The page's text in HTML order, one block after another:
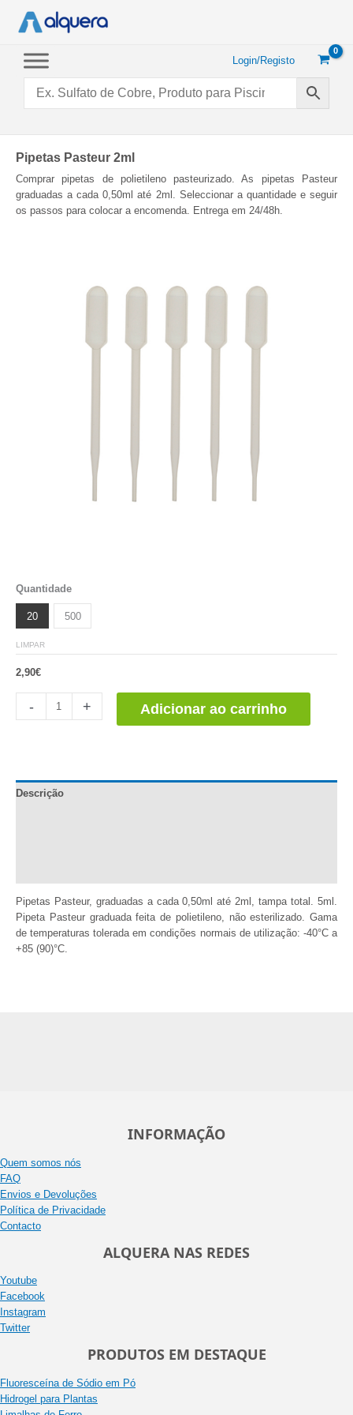
conteúdo
Login/Registo
Pipetas Pasteur 2ml
Comprar pipetas de polietileno pasteurizado. As pipetas Pasteur
graduadas a cada 0,50ml até 2ml. Seleccionar a quantidade e seguir
os passos para colocar a encomenda. Entrega em 24/48h.
Quantidade
20 500
LIMPAR
2,90€
- + Adicionar ao carrinho
Descrição
Pipetas Pasteur, graduadas a cada 0,50ml até 2ml, tampa total. 5ml.
Pipeta Pasteur graduada feita de polietileno, não esterilizado. Gama
de temperaturas tolerada em condições normais de utilização: -40°C a
+85 (90)°C.
INFORMAÇÃO
Quem somos nós
FAQ
Envios e Devoluções
Política de Privacidade
Contacto
ALQUERA NAS REDES
Youtube
Facebook
Instagram
Twitter
PRODUTOS EM DESTAQUE
Fluoresceína de Sódio em Pó
Hidrogel para Plantas